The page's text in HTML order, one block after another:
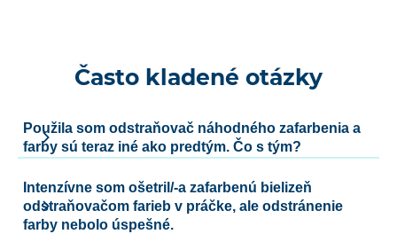
Často kladené otázky
Použila som odstraňovač náhodného zafarbenia a
farby sú teraz iné ako predtým. Čo s tým?
Intenzívne som ošetril/-a zafarbenú bielizeň
odstraňovačom farieb v práčke, ale odstránenie
farby nebolo úspešné.